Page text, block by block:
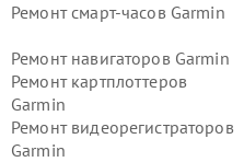
Ремонт смарт-часов Garmin
Ремонт навигаторов Garmin
Ремонт картплоттеров
Garmin
Ремонт видеорегистраторов
Garmin